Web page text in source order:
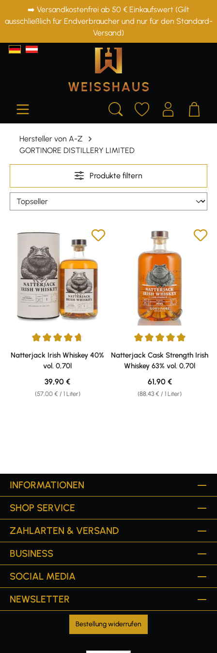
springen
➡️ Versandkostenfrei ab 50 € Einkaufswert (Gilt
ausschließlich für Endverbraucher und nur für den Standard-
Versand)
Hersteller von A-Z
GORTINORE DISTILLERY LIMITED
Produkte filtern
Durchschnittliche Bewertung von 4.83 von 5 Sternen
Natterjack Irish Whiskey 40%
vol. 0,70l
(57,00 € / 1 Liter)
Regulärer Preis:
39,90 €
Durchschnittliche Bewertung
Natterjack Cask Strength Irish
Whiskey 63% vol. 0,70l
(88,43 € / 1 Liter)
Regulärer Preis:
61,90 €
INFORMATIONEN
SHOP SERVICE
ZAHLARTEN & VERSAND
BUSINESS
SOCIAL MEDIA
NEWSLETTER
Bestellung widerrufen